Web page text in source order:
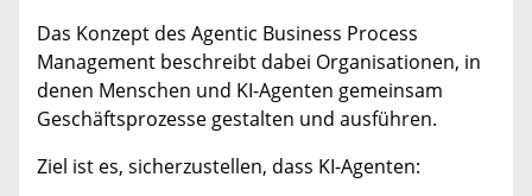
Das Konzept des Agentic Business Process
Management beschreibt dabei Organisationen, in
denen Menschen und KI-Agenten gemeinsam
Geschäftsprozesse gestalten und ausführen.
Ziel ist es, sicherzustellen, dass KI-Agenten: